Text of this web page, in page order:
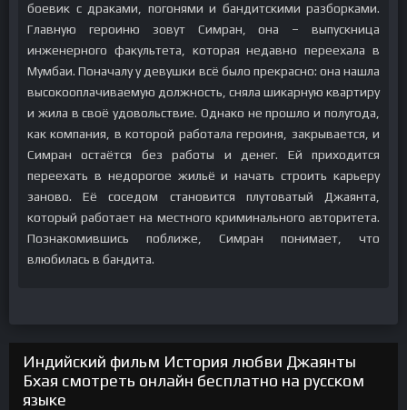
боевик с драками, погонями и бандитскими разборками.
Главную героиню зовут Симран, она – выпускница
инженерного факультета, которая недавно переехала в
Мумбаи. Поначалу у девушки всё было прекрасно: она нашла
высокооплачиваемую должность, сняла шикарную квартиру
и жила в своё удовольствие. Однако не прошло и полугода,
как компания, в которой работала героиня, закрывается, и
Симран остаётся без работы и денег. Ей приходится
переехать в недорогое жильё и начать строить карьеру
заново. Её соседом становится плутоватый Джаянта,
который работает на местного криминального авторитета.
Познакомившись поближе, Симран понимает, что
влюбилась в бандита.
Индийский фильм История любви Джаянты
Бхая смотреть онлайн бесплатно на русском
языке